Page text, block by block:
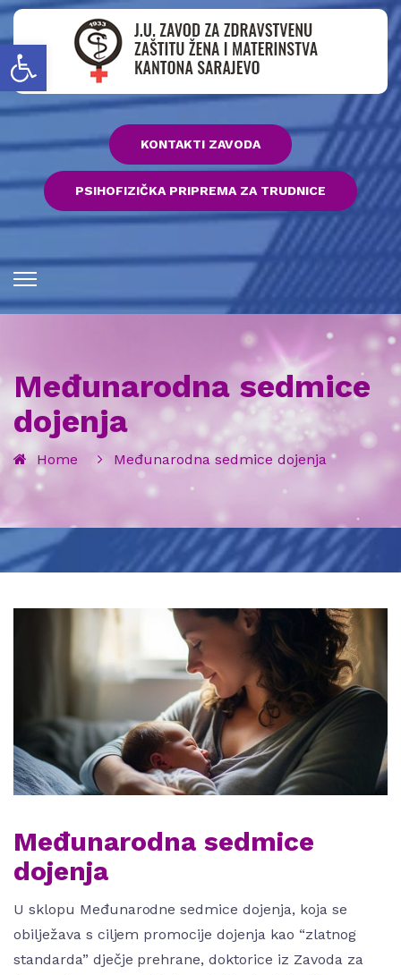
Open toolbar
KONTAKTI ZAVODA
PSIHOFIZIČKA PRIPREMA ZA TRUDNICE
Međunarodna sedmice
dojenja
Home Međunarodna sedmice dojenja
Međunarodna sedmice
dojenja
U sklopu Međunarodne sedmice dojenja, koja se
obilježava s ciljem promocije dojenja kao “zlatnog
standarda” dječje prehrane, doktorice iz Zavoda za